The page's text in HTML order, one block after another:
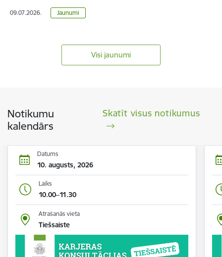
09.07.2026. Jaunumi
Visi jaunumi
Notikumu
kalendārs
Skatīt visus notikumus
Datums
10. augusts, 2026
Laiks
10.00–11.30
Atrašanās vieta
Tiešsaiste